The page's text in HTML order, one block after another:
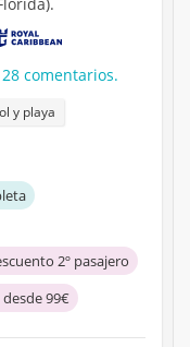
28 comentarios.
y playa
2º pasajero
desde 99€